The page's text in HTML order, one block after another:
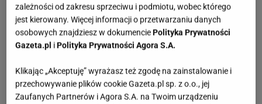
zależności od zakresu sprzeciwu i podmiotu, wobec którego
jest kierowany. Więcej informacji o przetwarzaniu danych
osobowych znajdziesz w dokumenciePolityka Prywatności
Gazeta.pl iPolityka Prywatności Agora S.A.
Klikając „Akceptuję” wyrażasz też zgodę na zainstalowanie i
przechowywanie plików cookie Gazeta.pl sp. z o.o., jej
Zaufanych Partnerów i Agora S.A. na Twoim urządzeniu